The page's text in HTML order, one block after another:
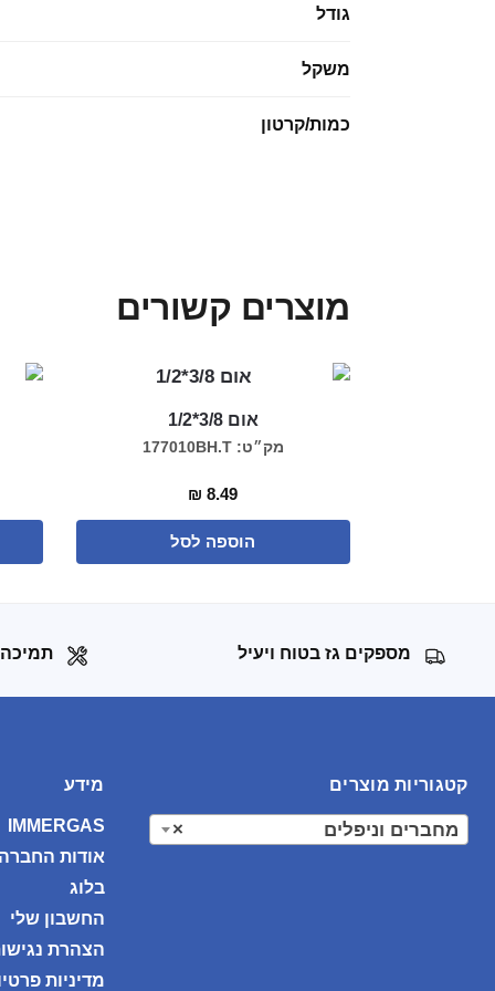
גודל
משקל
כמות/קרטון
מוצרים קשורים
אום 3/8*1/2
מק״ט: 177010BH.T
₪ 8.49
הוספה לסל
מספקים גז בטוח ויעיל
קטגוריות מוצרים
× מחברים וניפלים
מידע
IMMERGAS
אודות
בלוג
החשבון שלי
הצהרת
מדיניות